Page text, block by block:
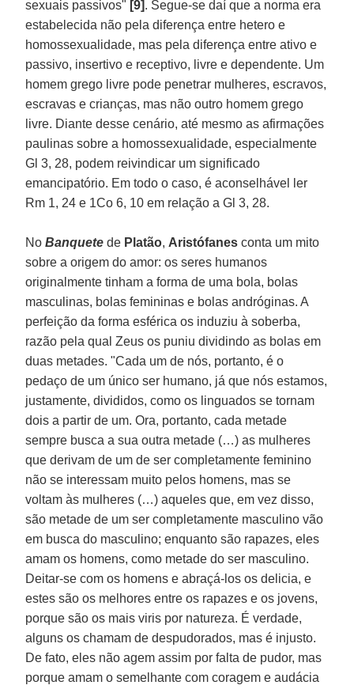
sexuais passivos" [9]. Segue-se daí que a norma era
estabelecida não pela diferença entre hetero e
homossexualidade, mas pela diferença entre ativo e
passivo, insertivo e receptivo, livre e dependente. Um
homem grego livre pode penetrar mulheres, escravos,
escravas e crianças, mas não outro homem grego
livre. Diante desse cenário, até mesmo as afirmações
paulinas sobre a homossexualidade, especialmente
Gl 3, 28, podem reivindicar um significado
emancipatório. Em todo o caso, é aconselhável ler
Rm 1, 24 e 1Co 6, 10 em relação a Gl 3, 28.
NoBanquete de Platão, Aristófanes conta um mito
sobre a origem do amor: os seres humanos
originalmente tinham a forma de uma bola, bolas
masculinas, bolas femininas e bolas andróginas. A
perfeição da forma esférica os induziu à soberba,
razão pela qual Zeus os puniu dividindo as bolas em
duas metades. "Cada um de nós, portanto, é o
pedaço de um único ser humano, já que nós estamos,
justamente, divididos, como os linguados se tornam
dois a partir de um. Ora, portanto, cada metade
sempre busca a sua outra metade (…) as mulheres
que derivam de um de ser completamente feminino
não se interessam muito pelos homens, mas se
voltam às mulheres (…) aqueles que, em vez disso,
são metade de um ser completamente masculino vão
em busca do masculino; enquanto são rapazes, eles
amam os homens, como metade do ser masculino.
Deitar-se com os homens e abraçá-los os delicia, e
estes são os melhores entre os rapazes e os jovens,
porque são os mais viris por natureza. É verdade,
alguns os chamam de despudorados, mas é injusto.
De fato, eles não agem assim por falta de pudor, mas
porque amam o semelhante com coragem e audácia